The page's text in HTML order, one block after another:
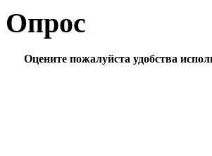
Опрос
Оцените пожалуйста удобства